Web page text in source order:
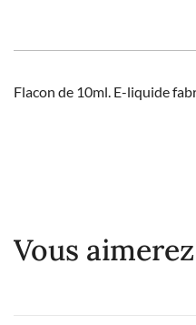
Flacon de 10ml. E-liquide
Vous